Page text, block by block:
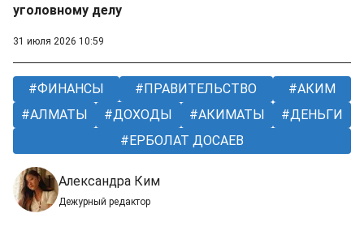
уголовному делу
31 июля 2026 10:59
ФИНАНСЫ ПРАВИТЕЛЬСТВО
АКИМ
АЛМАТЫ
ДОХОДЫ АКИМАТЫ
ДЕНЬГИ
ЕРБОЛАТ ДОСАЕВ
Александра Ким
Дежурный редактор